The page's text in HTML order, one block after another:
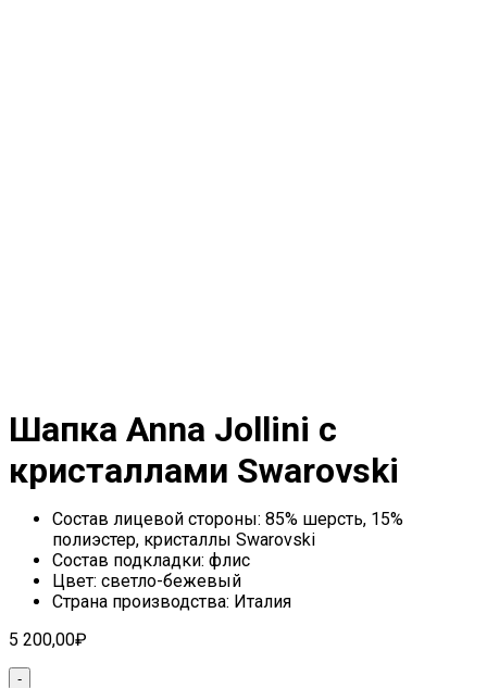
Шапка Anna Jollini с
кристаллами Swarovski
Состав лицевой стороны: 85% шерсть, 15%
полиэстер, кристаллы Swarovski
Состав подкладки: флис
Цвет: светло-бежевый
Страна производства: Италия
5 200,00₽